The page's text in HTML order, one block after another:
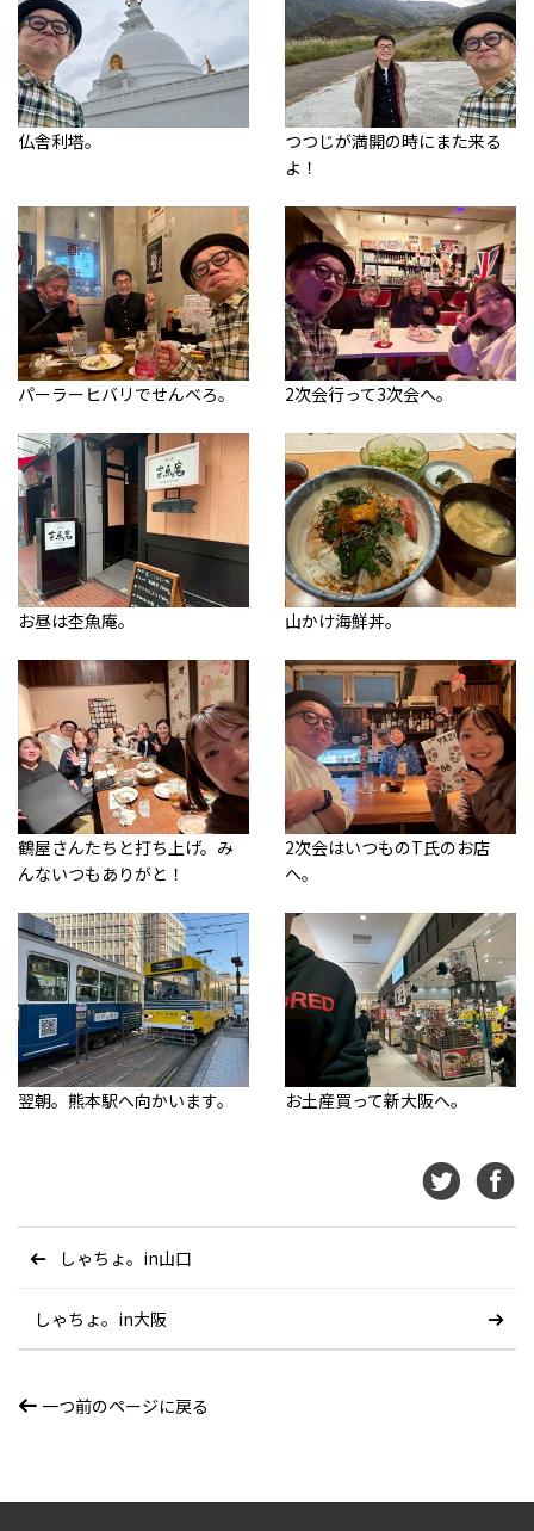
仏舎利塔。
つつじが満開の時にまた来る
よ！
パーラーヒバリでせんべろ。 2次会行って3次会へ。
お昼は杢魚庵。 山かけ海鮮丼。
鶴屋さんたちと打ち上げ。み
んないつもありがと！
2次会はいつものT氏のお店
へ。
翌朝。熊本駅へ向かいます。 お土産買って新大阪へ。
しゃちょ。in山口
しゃちょ。in大阪
一つ前のページに戻る